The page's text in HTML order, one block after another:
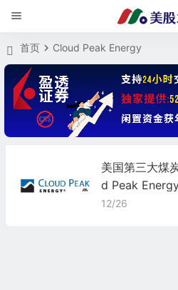
首页 Cloud Peak Energy
美国第三大煤
d Peak
12/26